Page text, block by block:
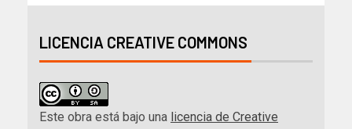
LICENCIA CREATIVE COMMONS
Este obra está bajo una licencia de Creative